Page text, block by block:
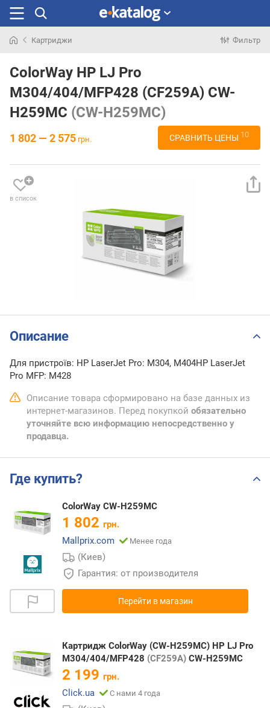
раньше
Картриджи Фильтр
ColorWay HP LJ Pro
M304/404/MFP428 (CF259A) CW-
H259MC (CW-H259MC)
1 802 — 2 575 грн. СРАВНИТЬ ЦЕНЫ 10
в список
Описание
Для пристроїв: HP LaserJet Pro: M304, M404HP LaserJet
Pro MFP: M428
Описание товара сформировано на базе данных из
интернет-магазинов. Перед покупкой обязательно
уточняйте всю информацию непосредственно у
продавца.
Где купить?
ColorWay CW-H259MC
1 802 грн.
Mallprix.com
Менее года
(Киев)
Гарантия: от производителя
Перейти в магазин
Картридж ColorWay (CW-H259MC) HP LJ Pro
M304/404/MFP428 (CF259A) CW-H259MC
2 199 грн.
Click.ua
С нами 4 года